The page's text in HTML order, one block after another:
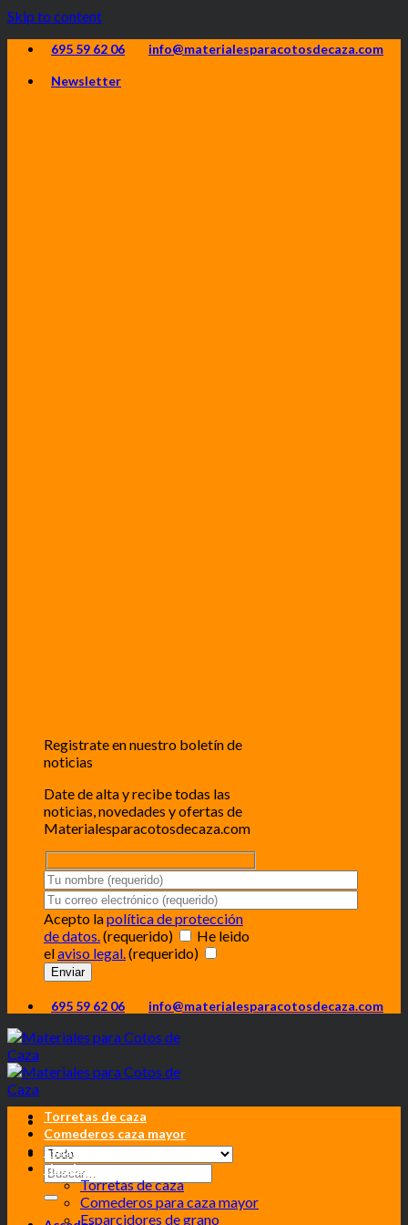
Skip to content
695 59 62 06 info@materialesparacotosdecaza.com
Newsletter
Registrate en nuestro boletín de
noticias
Date de alta y recibe todas las
noticias, novedades y ofertas de
Materialesparacotosdecaza.com
Acepto lapolítica de protección
de datos. (requerido)
He leido
elaviso legal. (requerido)
695 59 62 06 info@materialesparacotosdecaza.com
Torretas de caza
Comederos caza mayor
Esparcidores grano
tienda
Torretas de caza
Comederos para caza mayor
Esparcidores de grano